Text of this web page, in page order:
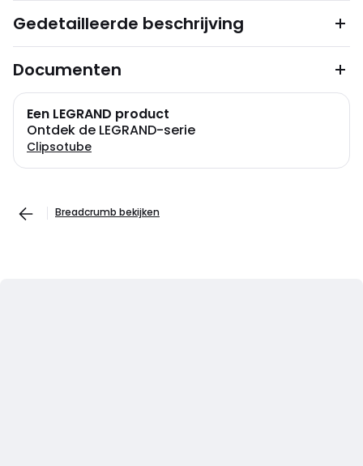
Gedetailleerde beschrijving
Documenten
Een LEGRAND product
Ontdek de LEGRAND-serie
Clipsotube
Breadcrumb bekijken